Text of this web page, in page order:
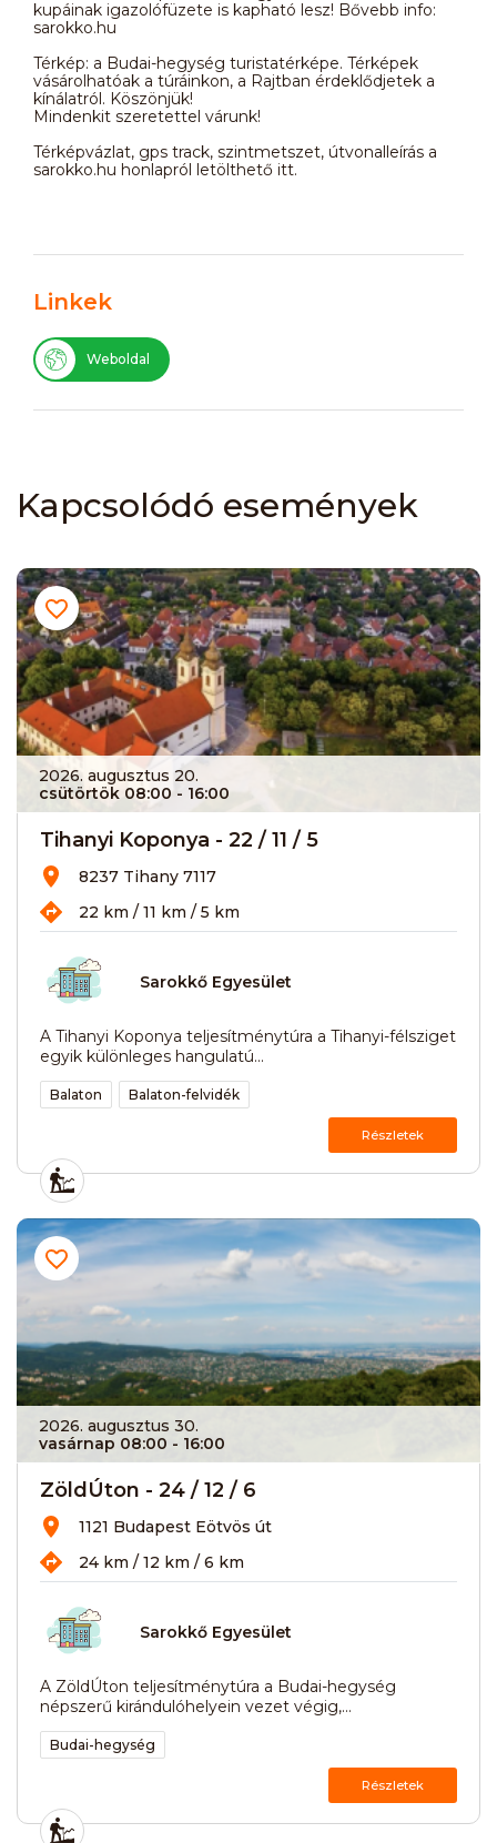
kupáinak igazolófüzete is kapható lesz! Bővebb info:
sarokko.hu
Térkép: a Budai-hegység turistatérképe. Térképek
vásárolhatóak a túráinkon, a Rajtban érdeklődjetek a
kínálatról. Köszönjük!
Mindenkit szeretettel várunk!
Térképvázlat, gps track, szintmetszet, útvonalleírás a
sarokko.hu honlapról letölthető itt.
Linkek
Weboldal
Kapcsolódó események
2026. augusztus 20.
csütörtök 08:00 - 16:00
Tihanyi Koponya - 22 / 11 / 5
8237 Tihany 7117
22 km / 11 km / 5 km
Sarokkő Egyesület
A Tihanyi Koponya teljesítménytúra a Tihanyi-félsziget
egyik különleges hangulatú...
Balaton Balaton-felvidék
Részletek
2026. augusztus 30.
vasárnap 08:00 - 16:00
ZöldÚton - 24 / 12 / 6
1121 Budapest Eötvös út
24 km / 12 km / 6 km
Sarokkő Egyesület
A ZöldÚton teljesítménytúra a Budai-hegység
népszerű kirándulóhelyein vezet végig,...
Budai-hegység
Részletek